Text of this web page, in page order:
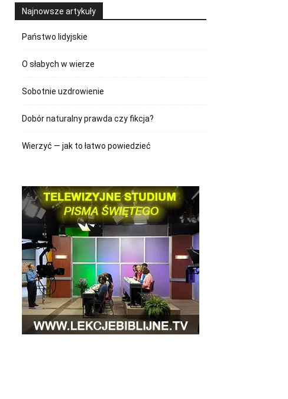
Najnowsze artykuły
Państwo lidyjskie
O słabych w wierze
Sobotnie uzdrowienie
Dobór naturalny prawda czy fikcja?
Wierzyć — jak to łatwo powiedzieć